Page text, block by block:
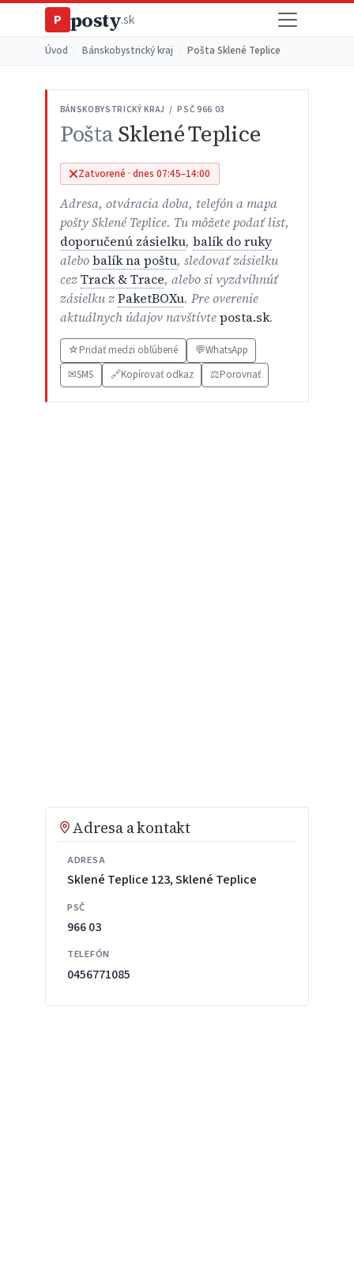
P posty.sk
Úvod Bánskobystrický kraj Pošta Sklené Teplice
BÁNSKOBYSTRICKÝ KRAJ / PSČ 966 03
PoštaSklené Teplice
Zatvorené · dnes 07:45–14:00
Adresa, otváracia doba, telefón a mapa
pošty Sklené Teplice. Tu môžete podať list,
doporučenú zásielku, balík do ruky
alebobalík na poštu, sledovať zásielku
cezTrack & Trace, alebo si vyzdvihnúť
zásielku zPaketBOXu. Pre overenie
aktuálnych údajov navštívteposta.sk.
☆Pridať medzi obľúbené 💬WhatsApp
✉SMS 🔗Kopírovať odkaz ⚖️Porovnať
Adresa a kontakt
ADRESA
Sklené Teplice 123, Sklené Teplice
PSČ
966 03
TELEFÓN
0456771085